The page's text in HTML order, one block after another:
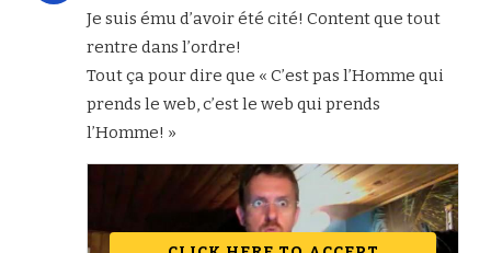
Je suis ému d’avoir été cité! Content que tout
rentre dans l’ordre!
Tout ça pour dire que « C’est pas l’Homme qui
prends le web, c’est le web qui prends
l’Homme! »